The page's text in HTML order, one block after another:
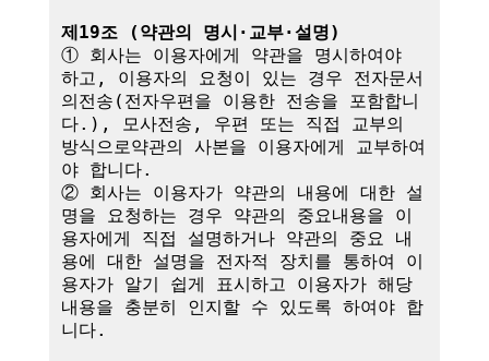
제19조 (약관의 명시·교부·설명)
① 회사는 이용자에게 약관을 명시하여야
하고, 이용자의 요청이 있는 경우 전자문서
의전송(전자우편을 이용한 전송을 포함합니
다.), 모사전송, 우편 또는 직접 교부의
방식으로약관의 사본을 이용자에게 교부하여
야 합니다.
② 회사는 이용자가 약관의 내용에 대한 설
명을 요청하는 경우 약관의 중요내용을 이
용자에게 직접 설명하거나 약관의 중요 내
용에 대한 설명을 전자적 장치를 통하여 이
용자가 알기 쉽게 표시하고 이용자가 해당
내용을 충분히 인지할 수 있도록 하여야 합
니다.